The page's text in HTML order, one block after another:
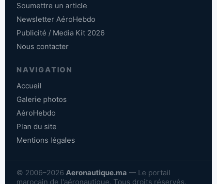
Soumettre un article
Newsletter AéroHebdo
Publicité / Media Kit 2026
Nous contacter
NAVIGATION
Accueil
Galerie photos
AéroHebdo
Plan du site
Mentions légales
© 2006–2026 Aeronautique.ma — Le portail
marocain de l'aéronautique. Tous droits réservés.